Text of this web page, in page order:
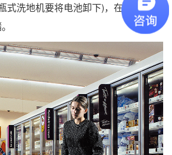
式洗地机要将电池卸下)，在洗地机上